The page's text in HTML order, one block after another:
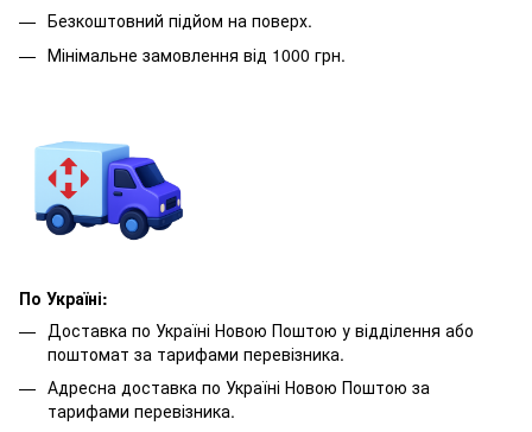
Безкоштовний підйом на поверх.
Мінімальне замовлення від 1000 грн.
По Україні:
Доставка по Україні Новою Поштою у відділення або
поштомат за тарифами перевізника.
Адресна доставка по Україні Новою Поштою за
тарифами перевізника.